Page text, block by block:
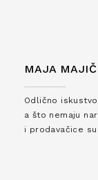
MAJA
Odlično
a što nemaju
i prodavačice